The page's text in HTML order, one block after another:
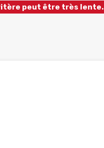
peut être très lente.